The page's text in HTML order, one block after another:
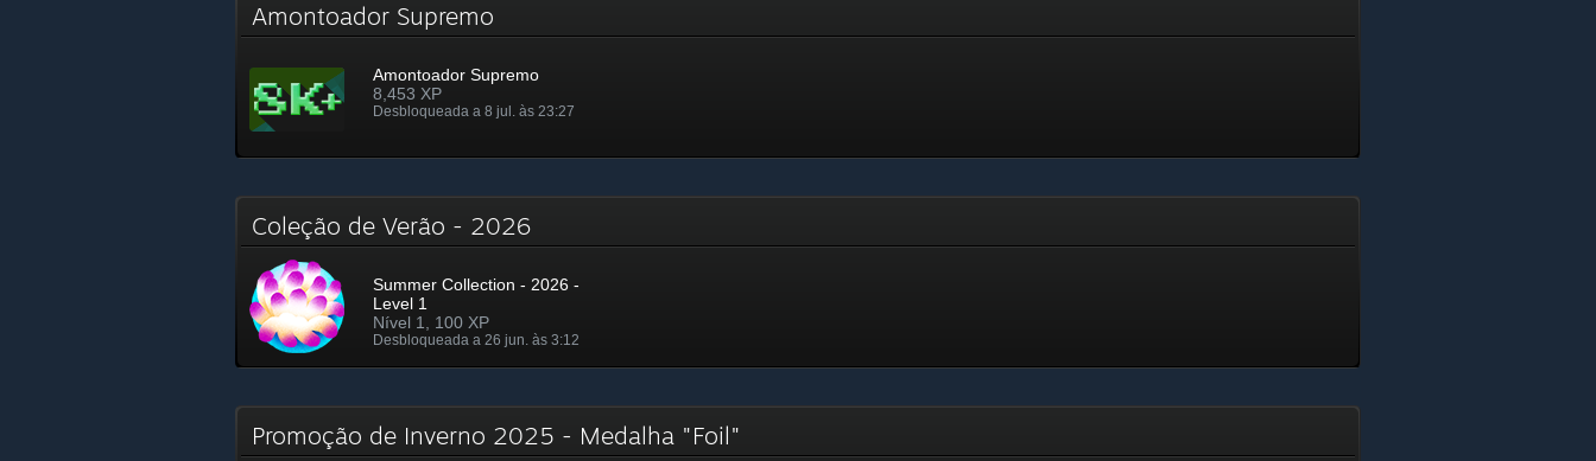
Amontoador Supremo
Amontoador Supremo
8,453 XP
Desbloqueada a 8 jul. às 23:27
Coleção de Verão - 2026
Summer Collection - 2026 -
Level 1
Nível 1, 100 XP
Desbloqueada a 26 jun. às 3:12
Promoção de Inverno 2025 - Medalha "Foil"